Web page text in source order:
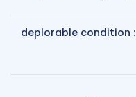
deplorable condition :